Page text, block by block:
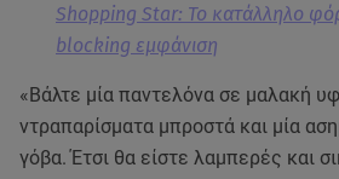
Shopping Star: Το κατάλληλο
blocking εμφάνιση
«Βάλτε μία παντελόνα σε μαλακή
ντραπαρίσματα μπροστά και μία
γόβα. Έτσι θα είστε λαμπερές και